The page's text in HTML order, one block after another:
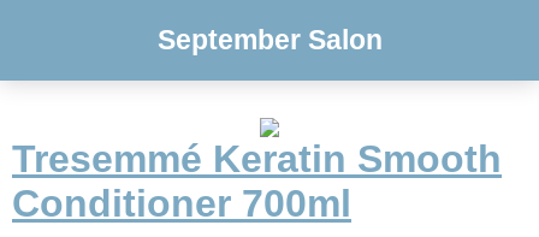
September Salon
Tresemmé Keratin Smooth
Conditioner 700ml